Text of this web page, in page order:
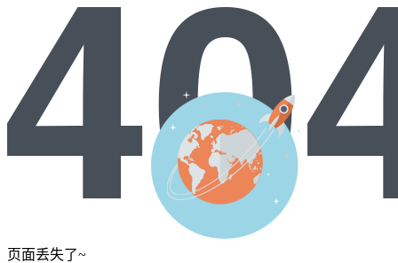
页面丢失了~